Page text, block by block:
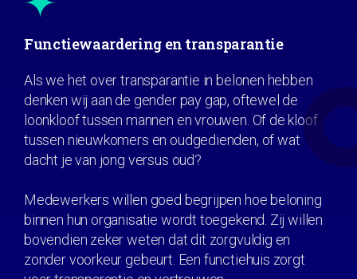
Functiewaardering en transparantie
Als we het over transparantie in belonen hebben
denken wij aan de gender pay gap, oftewel de
loonkloof tussen mannen en vrouwen. Of de kloof
tussen nieuwkomers en oudgedienden, of wat
dacht je van jong versus oud?
Medewerkers willen goed begrijpen hoe beloning
binnen hun organisatie wordt toegekend. Zij willen
bovendien zeker weten dat dit zorgvuldig en
zonder voorkeur gebeurt. Een functiehuis zorgt